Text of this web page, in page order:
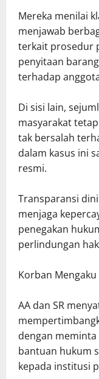
Mereka menilai
menjawab
terkait prosedur
penyitaan
terhadap
Di sisi lain,
masyarakat
tak bersalah
dalam kasus ini
resmi.
Transparansi
menjaga
penegakan
perlindungan
Korban
AA dan SR
dengan
bantuan hukum
kepada institusi